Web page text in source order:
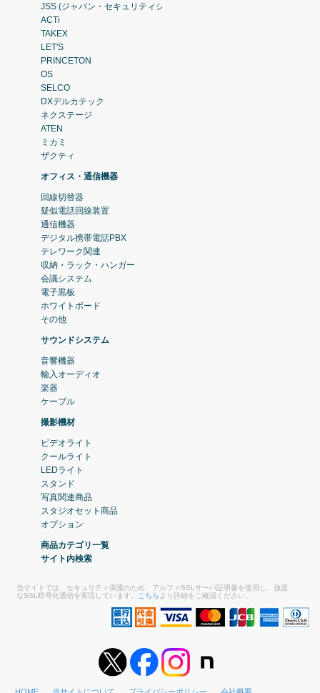
JSS (ジャパン・セキュリティシステム)
ACTi
TAKEX
LET'S
PRINCETON
OS
SELCO
DXデルカテック
ネクステージ
ATEN
ミカミ
ザクティ
オフィス・通信機器
回線切替器
疑似電話回線装置
通信機器
デジタル携帯電話PBX
テレワーク関連
収納・ラック・ハンガー
会議システム
電子黒板
ホワイトボード
その他
サウンドシステム
音響機器
輸入オーディオ
楽器
ケーブル
撮影機材
ビデオライト
クールライト
LEDライト
スタンド
写真関連商品
スタジオセット商品
オプション
商品カテゴリ一覧
サイト内検索
当サイトでは、セキュリティ保護のため、アルファSSLサーバ証明書を使用し、強度
なSSL暗号化通信を実現しています。
こちら より詳細をご確認ください。